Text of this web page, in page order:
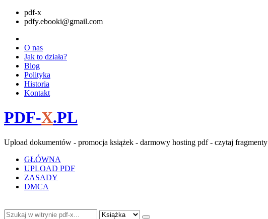
pdf-x
pdfy.ebooki@gmail.com
O nas
Jak to działa?
Blog
Polityka
Historia
Kontakt
PDF-X.PL
Upload dokumentów - promocja książek - darmowy hosting pdf - czytaj fragmenty
GŁÓWNA
UPLOAD PDF
ZASADY
DMCA